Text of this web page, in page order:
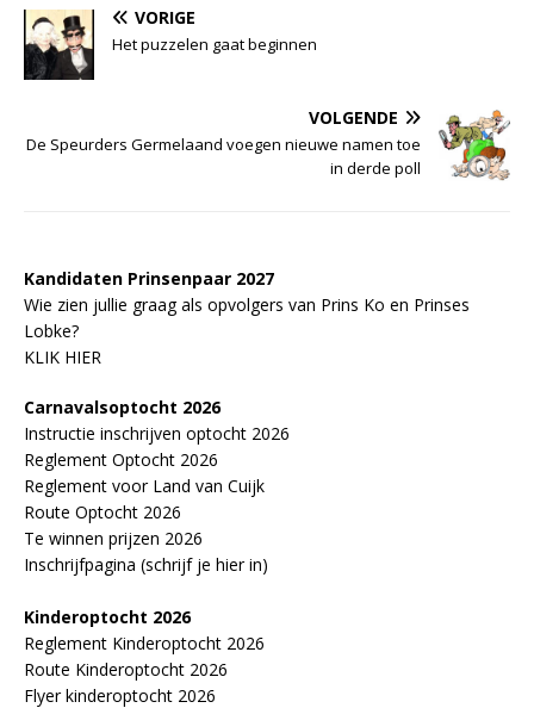
VORIGE
Het puzzelen gaat beginnen
VOLGENDE
De Speurders Germelaand voegen nieuwe namen toe
in derde poll
Kandidaten Prinsenpaar 2027
Wie zien jullie graag als opvolgers van Prins Ko en Prinses
Lobke?
KLIK HIER
Carnavalsoptocht 2026
Instructie inschrijven optocht 2026
Reglement Optocht 2026
Reglement voor Land van Cuijk
Route Optocht 2026
Te winnen prijzen 2026
Inschrijfpagina (schrijf je hier in)
Kinderoptocht 2026
Reglement Kinderoptocht 2026
Route Kinderoptocht 2026
Flyer kinderoptocht 2026